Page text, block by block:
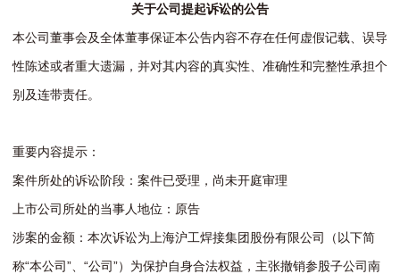
关于公司提起诉讼的公告
本公司董事会及全体董事保证本公告内容不存在任何虚假记载、误导
性陈述或者重大遗漏，并对其内容的真实性、准确性和完整性承担个
别及连带责任。
重要内容提示：
案件所处的诉讼阶段：案件已受理，尚未开庭审理
上市公司所处的当事人地位：原告
涉案的金额：本次诉讼为上海沪工焊接集团股份有限公司（以下简
称“本公司”、“公司”）为保护自身合法权益，主张撤销参股子公司南